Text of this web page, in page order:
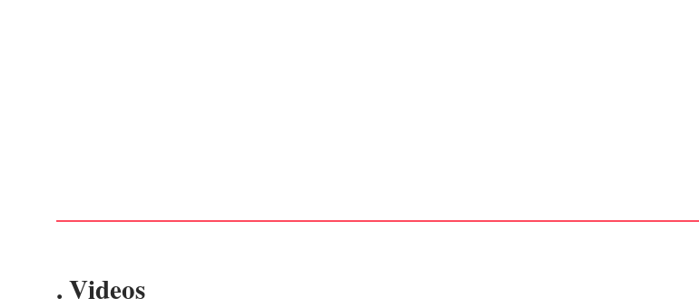
. Videos